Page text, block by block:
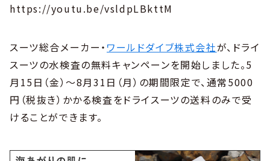
https://youtu.be/vsldpLBkttM
スーツ総合メーカー・ ワールドダイブ株式会社が、ドライ
スーツの水検査の無料キャンペーンを開始しました。5
月15日（金）〜8月31日（月）の期間限定で、通常5000
円（税抜き）かかる検査をドライスーツの送料のみで受
けることができます。